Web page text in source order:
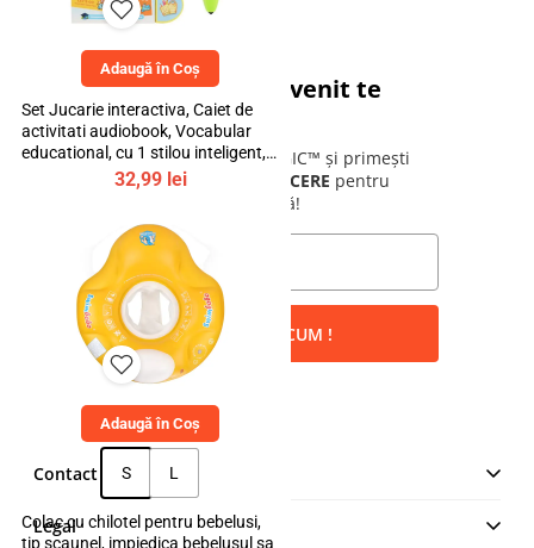
Adaugă în Coș
Set Jucarie interactiva, Caiet de
activitati audiobook, Vocabular
educational, cu 1 stilou inteligent, 3
ani+, bebeLOGIC™
32,99 lei
Adaugă în Coș
S L
Colac cu chilotel pentru bebelusi,
tip scaunel, impiedica bebelusul sa
Cadoul tău de bun venit te
așteaptă!
Alătură-te comunității bebeLOGIC™ și primești
instant un cod de
10% REDUCERE pentru
prima ta comandă!
VREAU REDUCEREA ACUM !
Contact
MAKE IT LOGIC SRL
Str. Lt. Aurel Botea, Nr. 4,
Legal